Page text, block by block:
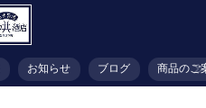
お知らせ ブログ 商品のご